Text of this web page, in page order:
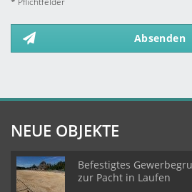
Absenden
NEUE OBJEKTE
Befestigtes
zur Pacht in Laufen